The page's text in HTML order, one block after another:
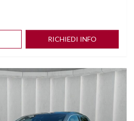
RICHIEDI INFO